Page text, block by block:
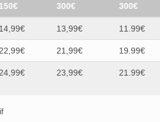
150€
300€
300€
14,99€ 13,99€ 11.99€
22,99€ 21,99€ 19.99€
24,99€ 23,99€ 21.99€